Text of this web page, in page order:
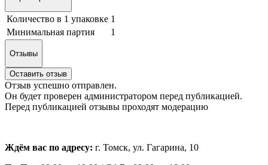
Количество в 1 упаковке 1
Минимальная партия
1
Отзывы
Оставить отзыв
Отзыв успешно отправлен.
Он будет проверен администратором перед публикацией.
Перед публикацией отзывы проходят модерацию
Ждём вас по адресу: г. Томск, ул. Гагарина, 10